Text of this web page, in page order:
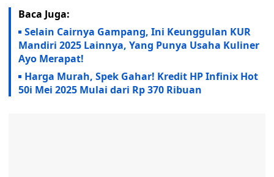
Baca Juga:
Selain Cairnya Gampang, Ini Keunggulan KUR
Mandiri 2025 Lainnya, Yang Punya Usaha Kuliner
Ayo Merapat!
Harga Murah, Spek Gahar! Kredit HP Infinix Hot
50i Mei 2025 Mulai dari Rp 370 Ribuan